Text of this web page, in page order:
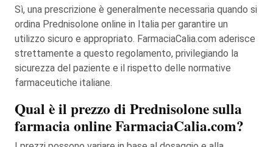
Sì, una prescrizione è generalmente necessaria quando si
ordina Prednisolone online in Italia per garantire un
utilizzo sicuro e appropriato. FarmaciaCalia.com aderisce
strettamente a questo regolamento, privilegiando la
sicurezza del paziente e il rispetto delle normative
farmaceutiche italiane.
Qual è il prezzo di Prednisolone sulla
farmacia online FarmaciaCalia.com?